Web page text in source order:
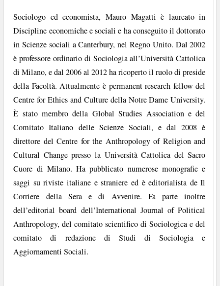
Sociologo ed economista, Mauro Magatti è laureato in
Discipline economiche e sociali e ha conseguito il dottorato
in Scienze sociali a Canterbury, nel Regno Unito. Dal 2002
è professore ordinario di Sociologia all’Università Cattolica
di Milano, e dal 2006 al 2012 ha ricoperto il ruolo di preside
della Facoltà. Attualmente è permanent research fellow del
Centre for Ethics and Culture della Notre Dame University.
È stato membro della Global Studies Association e del
Comitato Italiano delle Scienze Sociali, e dal 2008 è
direttore del Centre for the Anthropology of Religion and
Cultural Change presso la Università Cattolica del Sacro
Cuore di Milano. Ha pubblicato numerose monografie e
saggi su riviste italiane e straniere ed è editorialista de Il
Corriere della Sera e di Avvenire. Fa parte inoltre
dell’editorial board dell’International Journal of Political
Anthropology, del comitato scientifico di Sociologica e del
comitato di redazione di Studi di Sociologia e
Aggiornamenti Sociali.